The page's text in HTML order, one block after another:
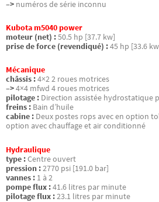
–> numéros de série inconnu
Kubota m5040 power
moteur (net) :50.5 hp [37.7 kw]
prise de force (revendiqué) :45 hp [33.6
Mécanique
châssis :4×2 2 roues motrices
–>4×4 mfwd 4 roues motrices
pilotage : Direction assistée hydrostatique
freins : Bain d’huile
cabine : Deux postes rops avec en option
option avec chauffage et air conditionné
Hydraulique
type :Centre ouvert
pression :2770 psi [191.0 bar]
vannes : 1 à 2
pompe flux :41.6 litres par minute
pilotage flux :23.1 litres par minute